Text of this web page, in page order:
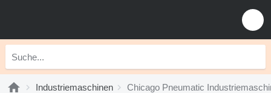
Industriemaschinen Chicago Pneumatic